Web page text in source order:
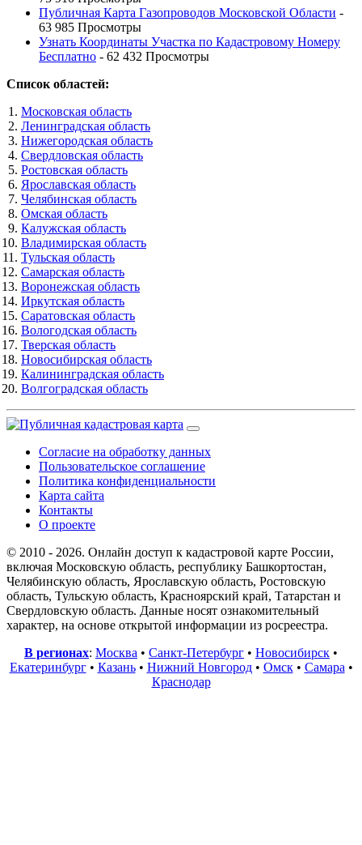
Публичная Карта Газопроводов Московской Области -
63 985 Просмотры
Узнать Координаты Участка по Кадастровому Номеру
Бесплатно - 62 432 Просмотры
Список областей:
Московская область
Ленинградская область
Нижегородская область
Свердловская область
Ростовская область
Ярославская область
Челябинская область
Омская область
Калужская область
Владимирская область
Тульская область
Самарская область
Воронежская область
Иркутская область
Саратовская область
Вологодская область
Тверская область
Новосибирская область
Калининградская область
Волгоградская область
Согласие на обработку данных
Пользовательское соглашение
Политика конфиденциальности
Карта сайта
Контакты
О проекте
© 2010 - 2026. Онлайн доступ к кадастровой карте России,
включая Московскую область, республику Башкортостан,
Челябинскую область, Ярославскую область, Ростовскую
область, Тульскую область, Красноярский край, Татарстан и
Свердловскую область. Данные носят ознакомительный
характер, на основе открытой информации из росреестра.
В регионах: Москва • Санкт-Петербург • Новосибирск •
Екатеринбург• Казань• Нижний Новгород• Омск• Самара •
Краснодар